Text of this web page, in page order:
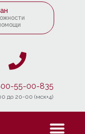
55-00-835
до 20-00 (мск+4)